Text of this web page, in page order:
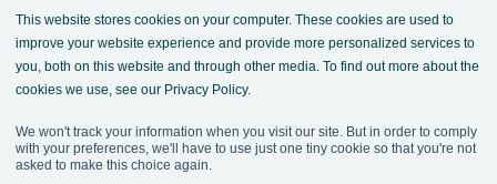
This website stores cookies on your computer. These cookies are used to
improve your website experience and provide more personalized services to
you, both on this website and through other media. To find out more about the
cookies we use, see our Privacy Policy.
We won't track your information when you visit our site. But in order to comply
with your preferences, we'll have to use just one tiny cookie so that you're not
asked to make this choice again.
19. července 2023 Denisa Sokolova